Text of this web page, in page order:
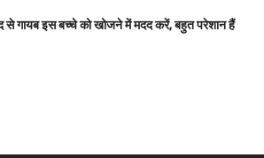
से गायब इस बच्चे को खोजने में मदद करें, बहुत परेशान हैं